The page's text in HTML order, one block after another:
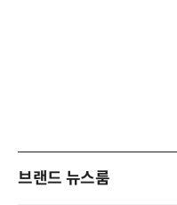
브랜드 뉴스룸